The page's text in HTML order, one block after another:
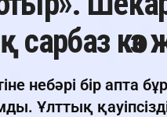
небәрі бір апта
Ұлттық